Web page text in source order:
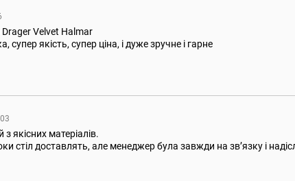
Velvet Halmar
якість, супер ціна, і дуже зручне і гарне
якісних матеріалів.
стіл доставлять, але менеджер була завжди на звʼязку і